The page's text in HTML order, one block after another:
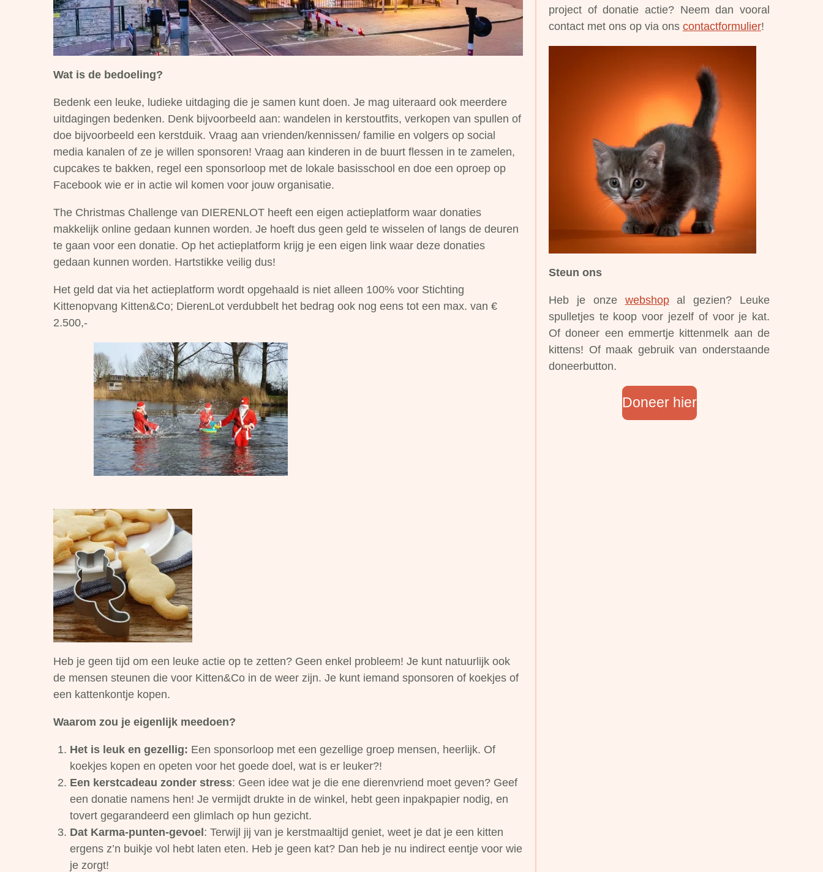
Wat is de bedoeling?
Bedenk een leuke, ludieke uitdaging die je samen kunt doen. Je mag uiteraard ook meerdere
uitdagingen bedenken. Denk bijvoorbeeld aan: wandelen in kerstoutfits, verkopen van spullen of
doe bijvoorbeeld een kerstduik. Vraag aan vrienden/kennissen/ familie en volgers op social
media kanalen of ze je willen sponsoren! Vraag aan kinderen in de buurt flessen in te zamelen,
cupcakes te bakken, regel een sponsorloop met de lokale basisschool en doe een oproep op
Facebook wie er in actie wil komen voor jouw organisatie.
The Christmas Challenge van DIERENLOT heeft een eigen actieplatform waar donaties
makkelijk online gedaan kunnen worden. Je hoeft dus geen geld te wisselen of langs de deuren
te gaan voor een donatie. Op het actieplatform krijg je een eigen link waar deze donaties
gedaan kunnen worden. Hartstikke veilig dus!
Het geld dat via het actieplatform wordt opgehaald is niet alleen 100% voor Stichting
Kittenopvang Kitten&Co; DierenLot verdubbelt het bedrag ook nog eens tot een max. van €
2.500,-
Heb je geen tijd om een leuke actie op te zetten? Geen enkel probleem! Je kunt natuurlijk ook
de mensen steunen die voor Kitten&Co in de weer zijn. Je kunt iemand sponsoren of koekjes of
een kattenkontje kopen.
Waarom zou je eigenlijk meedoen?
Het is leuk en gezellig: Een sponsorloop met een gezellige groep mensen, heerlijk. Of
koekjes kopen en opeten voor het goede doel, wat is er leuker?!
Een kerstcadeau zonder stress: Geen idee wat je die ene dierenvriend moet geven? Geef
een donatie namens hen! Je vermijdt drukte in de winkel, hebt geen inpakpapier nodig, en
tovert gegarandeerd een glimlach op hun gezicht.
Dat Karma-punten-gevoel: Terwijl jij van je kerstmaaltijd geniet, weet je dat je een kitten
ergens z’n buikje vol hebt laten eten. Heb je geen kat? Dan heb je nu indirect eentje voor wie
je zorgt!
project of donatie actie? Neem dan vooral
contact met ons op via ons contactformulier!
Steun ons
Heb je onze webshopal gezien? Leuke
spulletjes te koop voor jezelf of voor je kat.
Of doneer een emmertje kittenmelk aan de
kittens! Of maak gebruik van onderstaande
doneerbutton.
Doneer hier